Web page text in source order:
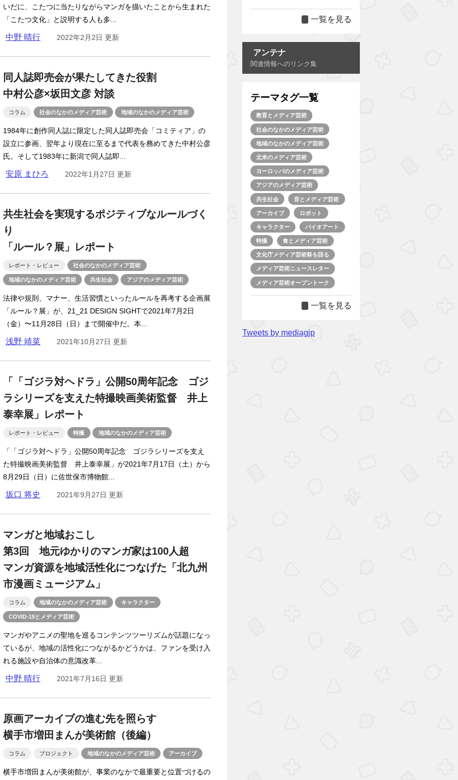
いだに、こたつに当たりながらマンガを描いたことから生まれた
「こたつ文化」と説明する人も多...
中野 晴行 2022年2月2日 更新
同人誌即売会が果たしてきた役割
中村公彦×坂田文彦 対談
コラム 社会のなかのメディア芸術 地域のなかのメディア芸術
1984年に創作同人誌に限定した同人誌即売会「コミティア」の
設立に参画、翌年より現在に至るまで代表を務めてきた中村公彦
氏。そして1983年に新潟で同人誌即...
安原 まひろ 2022年1月27日 更新
共生社会を実現するポジティブなルールづく
り
「ルール？展」レポート
レポート・レビュー 社会のなかのメディア芸術
地域のなかのメディア芸術 共生社会 アジアのメディア芸術
法律や規則、マナー、生活習慣といったルールを再考する企画展
「ルール？展」が、21_21 DESIGN SIGHTで2021年7月2日
（金）〜11月28日（日）まで開催中だ。本...
浅野 靖菜 2021年10月27日 更新
「「ゴジラ対ヘドラ」公開50周年記念 ゴジ
ラシリーズを支えた特撮映画美術監督 井上
泰幸展」レポート
レポート・レビュー 特撮 地域のなかのメディア芸術
「「ゴジラ対ヘドラ」公開50周年記念 ゴジラシリーズを支え
た特撮映画美術監督 井上泰幸展」が2021年7月17日（土）から
8月29日（日）に佐世保市博物館...
坂口 将史 2021年9月27日 更新
マンガと地域おこし
第3回 地元ゆかりのマンガ家は100人超
マンガ資源を地域活性化につなげた「北九州
市漫画ミュージアム」
コラム 地域のなかのメディア芸術 キャラクター
COVID-19とメディア芸術
マンガやアニメの聖地を巡るコンテンツツーリズムが話題になっ
ているが、地域の活性化につながるかどうかは、ファンを受け入
れる施設や自治体の意識改革...
中野 晴行 2021年7月16日 更新
原画アーカイブの進む先を照らす
横手市増田まんが美術館（後編）
コラム プロジェクト 地域のなかのメディア芸術 アーカイブ
横手市増田まんが美術館が、事業のなかで最重要と位置づけるの
一覧を見る
アンテナ
関連情報へのリンク集
テーマタグ一覧
教育とメディア芸術
社会のなかのメディア芸術
地域のなかのメディア芸術
北米のメディア芸術
ヨーロッパのメディア芸術
アジアのメディア芸術
共生社会 音とメディア芸術
アーカイブ ロボット
キャラクター バイオアート
特撮 食とメディア芸術
文化庁メディア芸術祭を語る
メディア芸術ニュースレター
メディア芸術オープントーク
一覧を見る
Tweets by mediagjp